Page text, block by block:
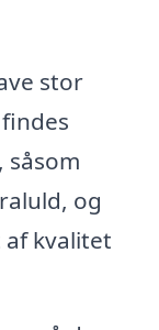
stor
og
kvalitet